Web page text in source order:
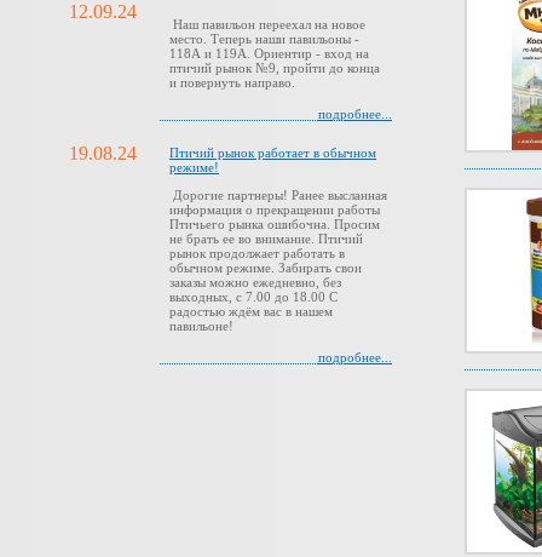
12.09.24
Наш павильон переехал на новое
место. Теперь наши павильоны -
118А и 119А. Ориентир - вход на
птичий рынок №9, пройти до конца
и повернуть направо.
подробнее...
19.08.24
Птичий рынок работает в обычном
режиме!
Дорогие партнеры! Ранее высланная
информация о прекращении работы
Птичьего рынка ошибочна. Просим
не брать ее во внимание. Птичий
рынок продолжает работать в
обычном режиме. Забирать свои
заказы можно ежедневно, без
выходных, с 7.00 до 18.00 С
радостью ждём вас в нашем
павильоне!
подробнее...